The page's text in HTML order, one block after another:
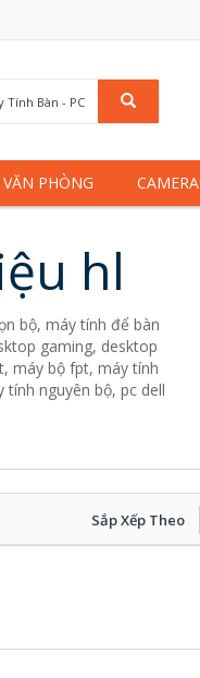
Tính Bàn - PC
PHÒNG CAMERA
hl
bộ, máy tính để bàn
gaming, desktop
máy bộ fpt, máy tính
nguyên bộ, pc dell
Sắp Xếp Theo